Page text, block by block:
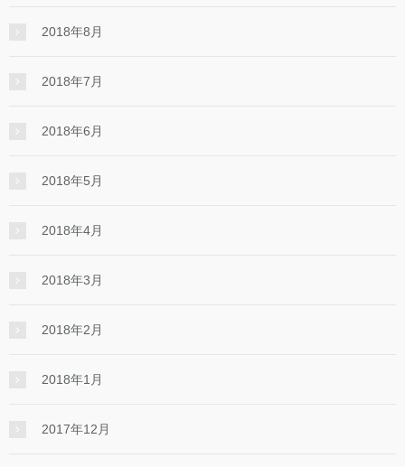
2018年8月
2018年7月
2018年6月
2018年5月
2018年4月
2018年3月
2018年2月
2018年1月
2017年12月